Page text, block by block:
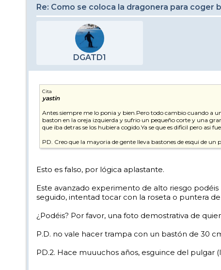
Re: Como se coloca la dragonera para coger
DGATD1
Cita
yastin
Antes siempre me lo ponia y bien.Pero todo cambio cuando a
baston en la oreja izquierda y sufrio un pequeño corte y una
que iba detras se los hubiera cogido.Ya se que es dificil pero asi
PD. Creo que la mayoria de gente lleva bastones de esqui de
Esto es falso, por lógica aplastante.
Este avanzado experimento de alto riesgo
seguido, intentad tocar con la roseta o puntera
¿Podéis? Por favor, una foto demostrativa de
P.D. no vale hacer trampa con un bastón de 30
PD.2. Hace muuuchos años, esguince del pulgar